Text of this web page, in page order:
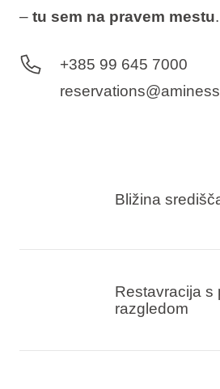
– tu sem na pravem mestu.
+385 99 645 7000
Bližina
Restavracija s
razgledom